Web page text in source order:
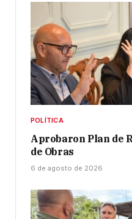
POLÍTICA
Aprobaron Plan de
de Obras
6 de agosto de 2026